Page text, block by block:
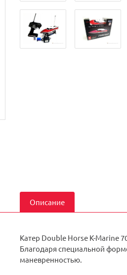
Описание
Катер Double Horse K-Marine
Благодаря специальной
маневренностью.